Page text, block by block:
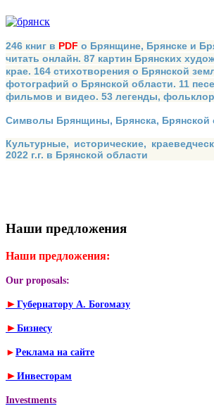
246 книг в PDF о Брянщине, Брянске и
читать онлайн. 87 картин Брянских
крае. 164 стихотворения о Брянской
фотографий о Брянской области. 11
фильмов и видео. 53 легенды,
Символы Брянщины, Брянска, Брянской
Культурные, исторические,
2022 г.г. в Брянской области
Наши предложения
Наши предложения:
Our proposals:
► Губернатору А. Богомазу
► Бизнесу
► Реклама на сайте
► Инвесторам
Investments